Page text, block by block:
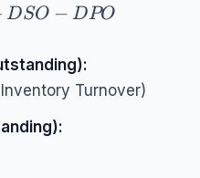
- DPO
DSO − D PO
Turnover)